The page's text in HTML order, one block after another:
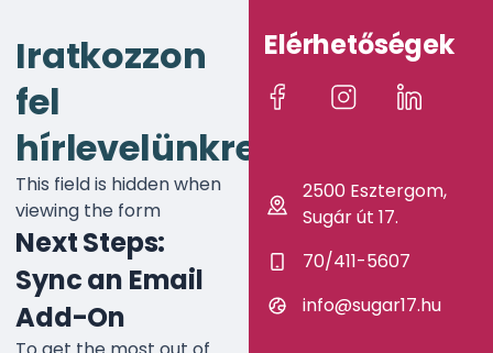
Iratkozzon
fel
hírlevelünkre!
This field is hidden when
viewing the form
Next Steps:
Sync an Email
Add-On
Elérhetőségek
2500 Esztergom,
Sugár út 17.
70/411-5607
info@sugar17.hu